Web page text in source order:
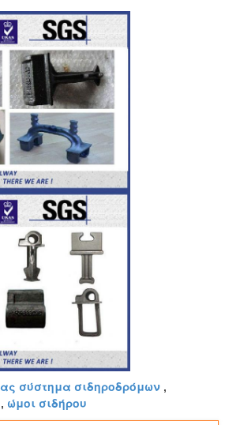
σύστημα σιδηροδρόμων ,
, ώμοι σιδήρου